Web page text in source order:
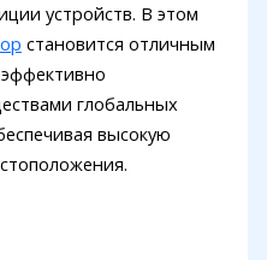
устройств. В этом
становится отличным
глобальных
высокую